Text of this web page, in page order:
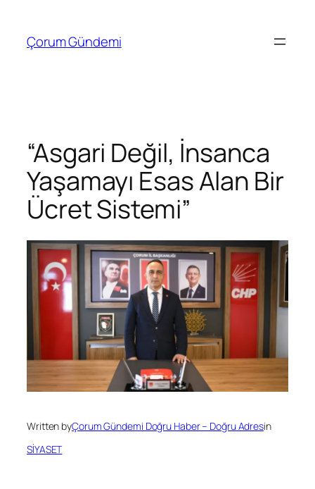
Çorum Gündemi
“Asgari Değil, İnsanca
Yaşamayı Esas Alan Bir
Ücret Sistemi”
Written byÇorum Gündemi Doğru Haber – Doğru Adresin
SİYASET